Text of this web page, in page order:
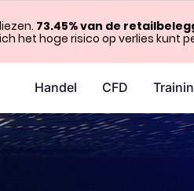
Handel CFD
73.45% van de
het hoge risico op verlies kunt